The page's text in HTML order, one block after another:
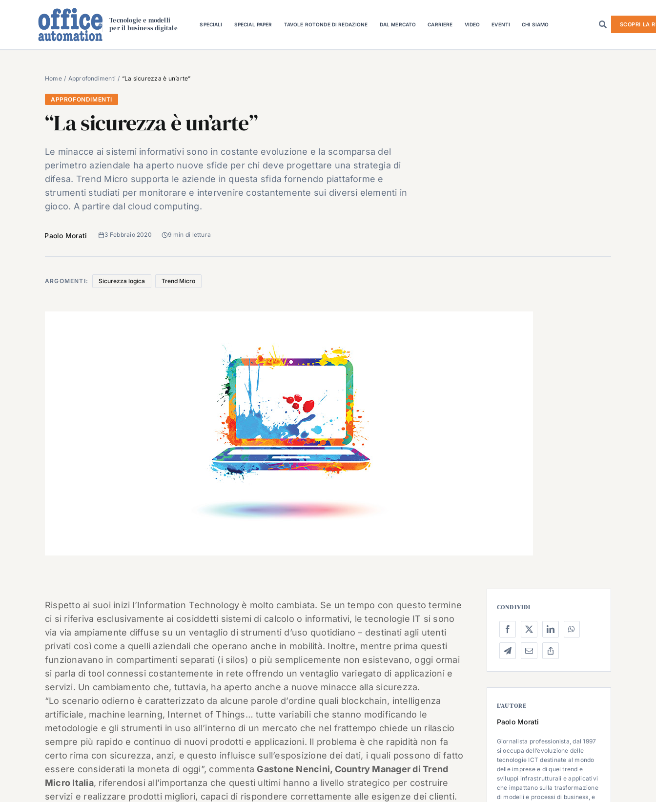
Tecnologie e modelli
per il business digitale
SPECIALI SPECIAL PAPER TAVOLE ROTONDE DI REDAZIONE DAL MERCATO CARRIERE VIDEO EVENTI CHI SIAMO SCOPRI LA
Home Approfondimenti “La sicurezza è un’arte”
APPROFONDIMENTI
“La sicurezza è un’arte”
Le minacce ai sistemi informativi sono in costante evoluzione e la scomparsa del
perimetro aziendale ha aperto nuove sfide per chi deve progettare una strategia di
difesa. Trend Micro supporta le aziende in questa sfida fornendo piattaforme e
strumenti studiati per monitorare e intervenire costantemente sui diversi elementi in
gioco. A partire dal cloud computing.
Paolo Morati 3 Febbraio 2020 9 min di lettura
ARGOMENTI: Sicurezza logica Trend Micro
Rispetto ai suoi inizi l’Information Technology è molto cambiata. Se un tempo con questo termine
ci si riferiva esclusivamente ai cosiddetti sistemi di calcolo o informativi, le tecnologie IT si sono
via via ampiamente diffuse su un ventaglio di strumenti d’uso quotidiano – destinati agli utenti
privati così come a quelli aziendali che operano anche in mobilità. Inoltre, mentre prima questi
funzionavano in compartimenti separati (i silos) o più semplicemente non esistevano, oggi ormai
si parla di tool connessi costantemente in rete offrendo un ventaglio variegato di applicazioni e
servizi. Un cambiamento che, tuttavia, ha aperto anche a nuove minacce alla sicurezza.
“Lo scenario odierno è caratterizzato da alcune parole d’ordine quali blockchain, intelligenza
artificiale, machine learning, Internet of Things… tutte variabili che stanno modificando le
metodologie e gli strumenti in uso all’interno di un mercato che nel frattempo chiede un rilascio
sempre più rapido e continuo di nuovi prodotti e applicazioni. Il problema è che rapidità non fa
certo rima con sicurezza, anzi, e questo influisce sull’esposizione dei dati, i quali possono di fatto
essere considerati la moneta di oggi”, commenta Gastone Nencini, Country Manager di Trend
Micro Italia, riferendosi all’importanza che questi ultimi hanno a livello strategico per costruire
servizi e realizzare prodotti migliori, capaci di rispondere correttamente alle esigenze dei clienti.
CONDIVIDI
L’AUTORE
Paolo Morati
Giornalista professionista, dal 1997
si occupa dell’evoluzione delle
tecnologie ICT destinate al mondo
delle imprese e di quei trend e
sviluppi infrastrutturali e applicativi
che impattano sulla trasformazione
di modelli e processi di business, e